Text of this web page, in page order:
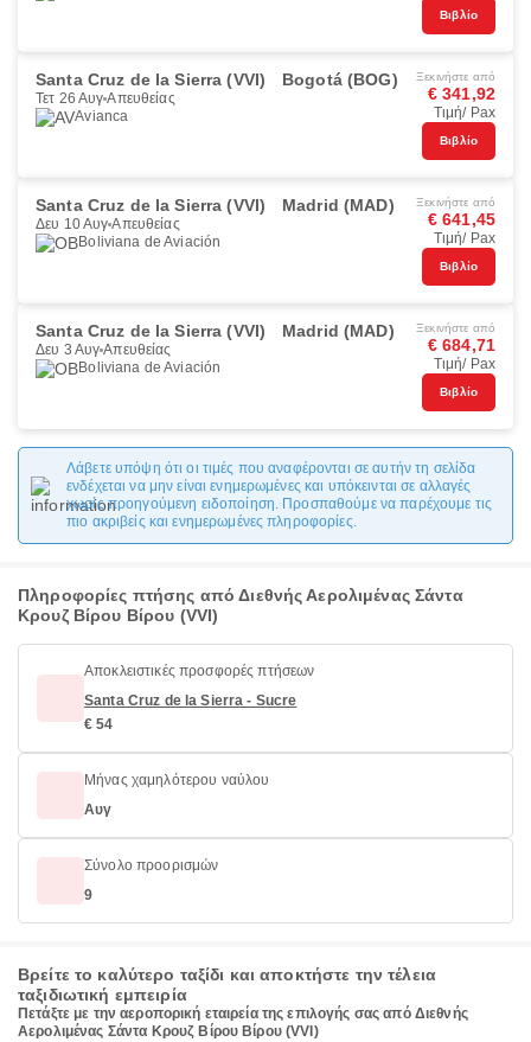
Βιβλίο
Santa Cruz de la Sierra (VVI) Bogotá (BOG)
Τετ 26 Αυγ Απευθείας
Avianca
Ξεκινήστε από
€ 341,92
Τιμή/ Pax
Βιβλίο
Santa Cruz de la Sierra (VVI) Madrid (MAD)
Δευ 10 Αυγ Απευθείας
Boliviana de Aviación
Ξεκινήστε από
€ 641,45
Τιμή/ Pax
Βιβλίο
Santa Cruz de la Sierra (VVI) Madrid (MAD)
Δευ 3 Αυγ Απευθείας
Boliviana de Aviación
Ξεκινήστε από
€ 684,71
Τιμή/ Pax
Βιβλίο
Λάβετε υπόψη ότι οι τιμές που αναφέρονται σε αυτήν τη σελίδα
ενδέχεται να μην είναι ενημερωμένες και υπόκεινται σε αλλαγές
χωρίς προηγούμενη ειδοποίηση. Προσπαθούμε να παρέχουμε τις
πιο ακριβείς και ενημερωμένες πληροφορίες.
Πληροφορίες πτήσης από Διεθνής Αερολιμένας Σάντα
Κρουζ Βίρου Βίρου (VVI)
Αποκλειστικές προσφορές πτήσεων
Santa Cruz de la Sierra - Sucre
€ 54
Μήνας χαμηλότερου ναύλου
Αυγ
Σύνολο προορισμών
9
Βρείτε το καλύτερο ταξίδι και αποκτήστε την τέλεια
ταξιδιωτική εμπειρία
Πετάξτε με την αεροπορική εταιρεία της επιλογής σας από Διεθνής
Αερολιμένας Σάντα Κρουζ Βίρου Βίρου (VVI)